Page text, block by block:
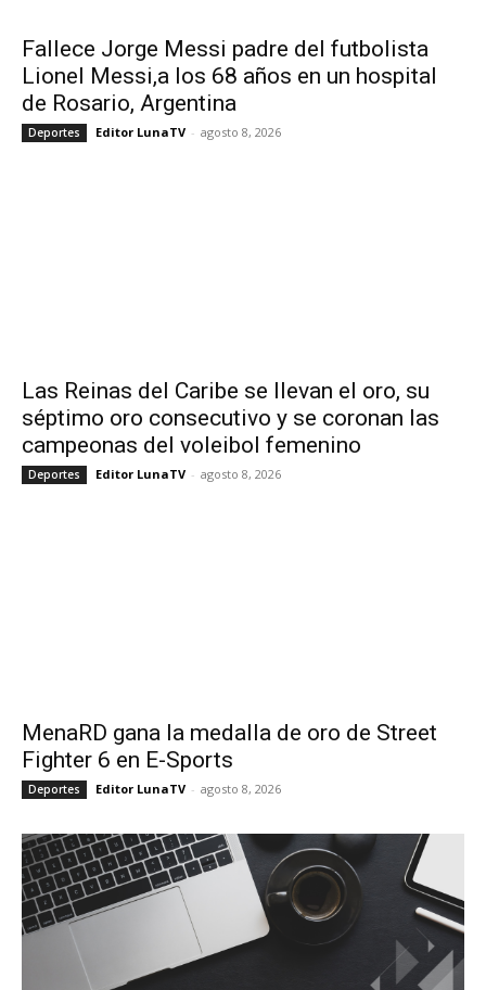
Fallece Jorge Messi padre del futbolista
Lionel Messi,a los 68 años en un hospital
de Rosario, Argentina
Deportes Editor LunaTV - agosto 8, 2026
Las Reinas del Caribe se llevan el oro, su
séptimo oro consecutivo y se coronan las
campeonas del voleibol femenino
Deportes Editor LunaTV - agosto 8, 2026
MenaRD gana la medalla de oro de Street
Fighter 6 en E-Sports
Deportes Editor LunaTV - agosto 8, 2026